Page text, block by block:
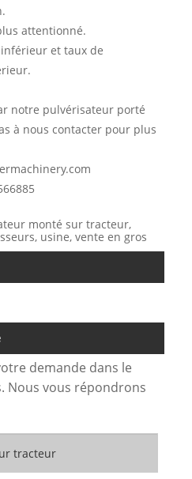
attentionné.
et taux de
notre pulvérisateur porté
à nous contacter pour plus
monté sur tracteur,
usine, vente en gros
demande dans le
Nous vous répondrons